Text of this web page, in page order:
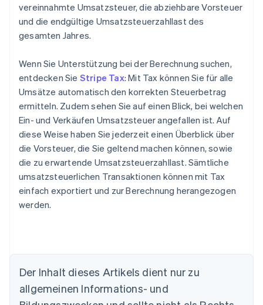
vereinnahmte Umsatzsteuer, die abziehbare Vorsteuer
und die endgültige Umsatzsteuerzahllast des
gesamten Jahres.
Wenn Sie Unterstützung bei der Berechnung suchen,
entdecken Sie Stripe Tax: Mit Tax können Sie für alle
Umsätze automatisch den korrekten Steuerbetrag
ermitteln. Zudem sehen Sie auf einen Blick, bei welchen
Ein- und Verkäufen Umsatzsteuer angefallen ist. Auf
diese Weise haben Sie jederzeit einen Überblick über
die Vorsteuer, die Sie geltend machen können, sowie
die zu erwartende Umsatzsteuerzahllast. Sämtliche
umsatzsteuerlichen Transaktionen können mit Tax
einfach exportiert und zur Berechnung herangezogen
werden.
Der Inhalt dieses Artikels dient nur zu
allgemeinen Informations- und